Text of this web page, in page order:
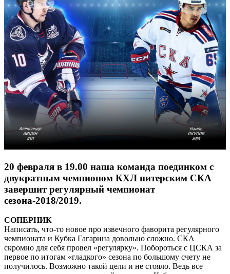
20 февраля в 19.00 наша команда поединком с
двукратным чемпионом КХЛ питерским СКА
завершит регулярный чемпионат
сезона-2018/2019.
СОПЕРНИК
Написать, что-то новое про извечного фаворита регулярного
чемпионата и Кубка Гагарина довольно сложно. СКА
скромно для себя провел «регулярку». Побороться с ЦСКА за
первое по итогам «гладкого» сезона по большому счету не
получилось. Возможно такой цели и не стояло. Ведь все